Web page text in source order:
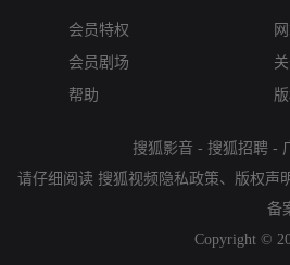
会员特权
会员剧场
帮助
搜狐影音 - 搜狐招聘 -
请仔细阅读 搜狐视频隐私政策、 版权声
备
Copyright ©